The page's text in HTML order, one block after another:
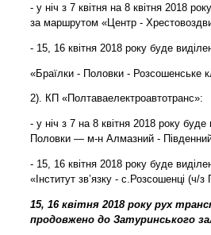
- у ніч з 7 квітня на 8 квітня 2018
за маршрутом «Центр -
- 15, 16 квітня 2018 року буде
«Браїлки - Половки - Розсошенське
2). КП «Полтаваелектроавтотранс»:
- у ніч з 7 на 8 квітня 2018 року
Половки — м-н Алмазний - Південний
- 15, 16 квітня 2018 року буде
«Інститут зв’язку - с.Розсошенці (ч/
15, 16 квітня 2018 року рух
продовжено до Затуринського